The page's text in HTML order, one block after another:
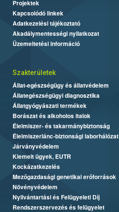
Projektek
Kapcsolódó linkek
Adatkezelési tájékoztató
Akadálymentességi nyilatkozat
Üzemeltetési információ
Szakterületek
Állat-egészségügy és állatvédelem
Állategészségügyi diagnosztika
Állatgyógyászati termékek
Borászat és alkoholos italok
Élelmiszer- és takarmánybiztonság
Élelmiszerlánc-biztonsági laborhálózat
Járványvédelem
Kiemelt ügyek, EUTR
Kockázatkezelés
Mezőgazdasági genetikai erőforrások
Növényvédelem
Nyilvántartási és Felügyeleti Díj
Rendszerszervezés és felügyelet